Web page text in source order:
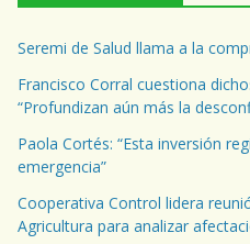
Seremi de Salud llama a la
Francisco Corral cuestiona
“Profundizan aún más la
Paola Cortés: “Esta inversión
emergencia”
Cooperativa Control lidera
Agricultura para analizar